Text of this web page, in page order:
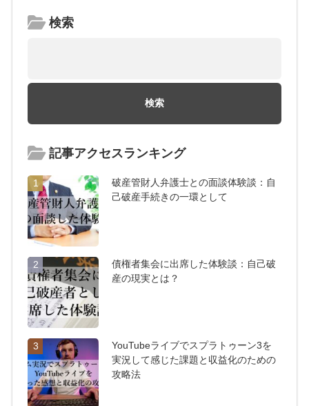
検索
記事アクセスランキング
1
破産管財人弁護士との面談体験談：自
己破産手続きの一環として
2
債権者集会に出席した体験談：自己破
産の現実とは？
3
YouTubeライブでスプラトゥーン3を
実況して感じた課題と収益化のための
攻略法